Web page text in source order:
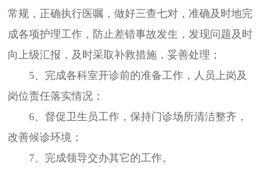
常规，正确执行医嘱，做好三查七对，准确及时地完
成各项护理工作，防止差错事故发生，发现问题及时
向上级汇报，及时采取补救措施，妥善处理；
5、完成各科室开诊前的准备工作，人员上岗及
岗位责任落实情况；
6、督促卫生员工作，保持门诊场所清洁整齐，
改善候诊环境；
7、完成领导交办其它的工作。